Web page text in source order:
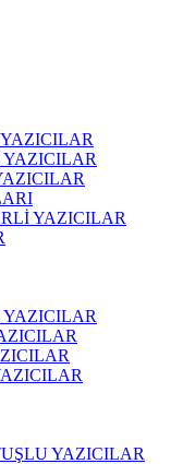
YAZICILAR
YAZICILAR
YAZICILAR
YAZICILAR